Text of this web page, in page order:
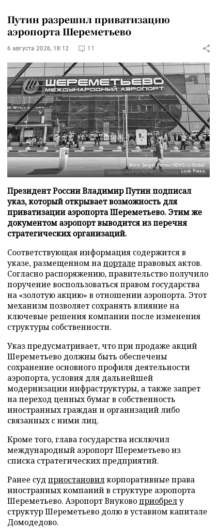
Путин разрешил приватизацию
аэропорта Шереметьево
6 августа 2026, 18:12 11
Фото: Sergey Petrov/NEWS.ru/Global
Look Press
Президент России Владимир Путин подписал
указ, который открывает возможность для
приватизации аэропорта Шереметьево. Этим же
документом аэропорт выводится из перечня
стратегических организаций.
Соответствующая информация содержится в
указе, размещенном напортале правовых актов.
Согласно распоряжению, правительство получило
поручение воспользоваться правом государства
на «золотую акцию» в отношении аэропорта. Этот
механизм позволяет сохранять влияние на
ключевые решения компании после изменения
структуры собственности.
Указ предусматривает, что при продаже акций
Шереметьево должны быть обеспечены
сохранение основного профиля деятельности
аэропорта, условия для дальнейшей
модернизации инфраструктуры, а также запрет
на переход ценных бумаг в собственность
иностранных граждан и организаций либо
связанных с ними лиц.
Кроме того, глава государства исключил
международный аэропорт Шереметьево из
списка стратегических предприятий.
Ранее суд приостановилкорпоративные права
иностранных компаний в структуре аэропорта
Шереметьево. Аэропорт Внуковоприобрелу
структур Шереметьево долю в уставном капитале
Домодедово.